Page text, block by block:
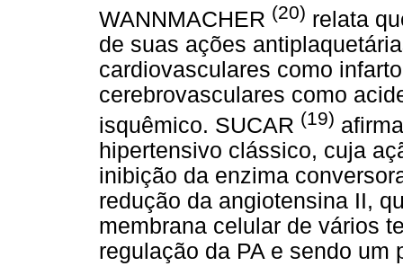
WANNMACHER (20) relata
de suas ações
cardiovasculares como
cerebrovasculares como
isquêmico. SUCAR (19)
hipertensivo clássico, cuja
inibição da enzima
redução da angiotensina II,
membrana celular de vários
regulação da PA e sendo um